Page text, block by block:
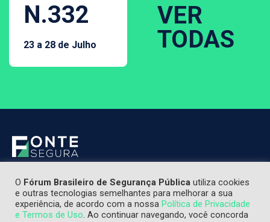
N.332
23 a 28 de Julho
VER
TODAS
O Fórum Brasileiro de Segurança Pública utiliza cookies
e outras tecnologias semelhantes para melhorar a sua
experiência, de acordo com a nossa Política de Privacidade
e Termos de Uso. Ao continuar navegando, você concorda